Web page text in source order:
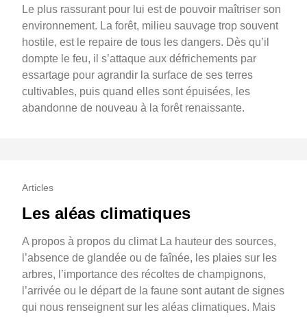
Le plus rassurant pour lui est de pouvoir maîtriser son
environnement. La forêt, milieu sauvage trop souvent
hostile, est le repaire de tous les dangers. Dès qu’il
dompte le feu, il s’attaque aux défrichements par
essartage pour agrandir la surface de ses terres
cultivables, puis quand elles sont épuisées, les
abandonne de nouveau à la forêt renaissante.
Articles
Les aléas climatiques
A propos à propos du climat La hauteur des sources,
l’absence de glandée ou de faînée, les plaies sur les
arbres, l’importance des récoltes de champignons,
l’arrivée ou le départ de la faune sont autant de signes
qui nous renseignent sur les aléas climatiques. Mais